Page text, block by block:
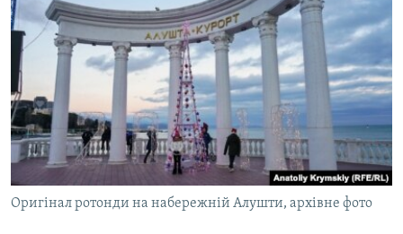
Оригінал ротонди на набережній Алушти, архівне фото